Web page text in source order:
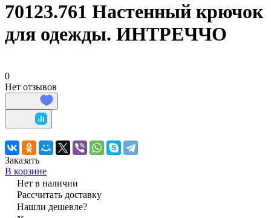
70123.761 Настенный крючок
для одежды. ИНТРЕЧЧО
0
Нет отзывов
Заказать
В корзине
Нет в наличии
Рассчитать доставку
Нашли дешевле?